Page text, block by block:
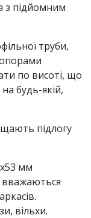
з підйомним
труби,
по висоті, що
будь-якій,
підлогу
мм
вільхи.